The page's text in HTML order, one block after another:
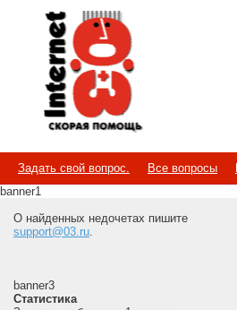
Internet
Скорая помощь
Задать свой вопрос. Все вопросы
banner1
О найденных недочетах пишите
support@03.ru.
banner3
Статистика